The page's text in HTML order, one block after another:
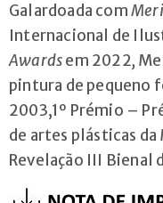
Galardoada com
Internacional de
Awardsem 2022,
pintura de pequeno
2003,1º Prémio –
de artes plásticas
Revelação III Bienal